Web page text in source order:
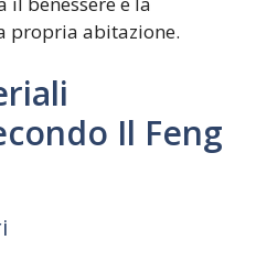
propria abitazione.
Il Feng